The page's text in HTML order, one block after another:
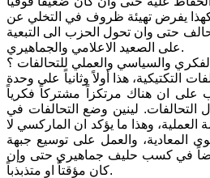
كهذا يفرض تهيئة ظروف في التخلي عن
حتى وان تحول الحزب الى التبعية
على الصعيد الاعلامي والجماهيري.
والسياسي والعملي للتحالفات ؟
التكتيكية، هذا أولاً وثانياً على وحدة
على ان هناك مرتكزاً مشتركاً فكرياً
لينين وضع التحالفات في
وهذا ما يؤكد ان الماركسي لا
المعادية، والعمل على توسيع جبهة
ايضاً في كسب حليف جماهيري حتى وإن
كان مؤقتاً او متذبذباً.